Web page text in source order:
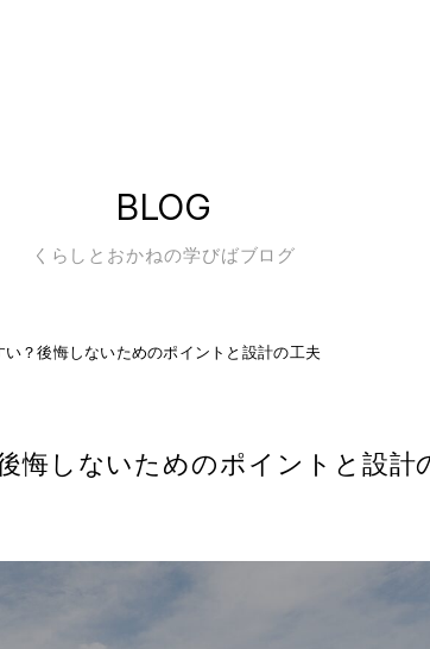
BLOG
くらしとおかねの学びばブログ
い？後悔しないためのポイントと設計の工夫
悔しないためのポイントと設計